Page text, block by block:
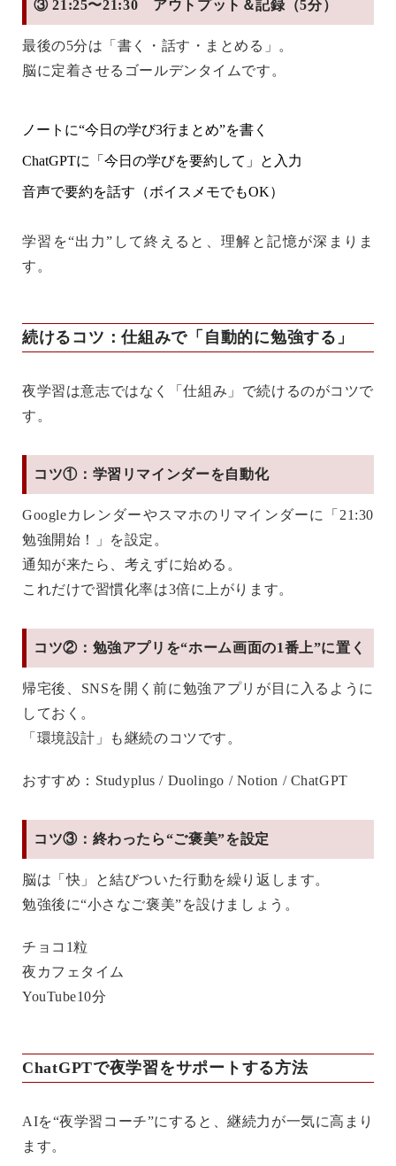
③ 21:25〜21:30 アウトプット＆記録（5分）
最後の5分は「書く・話す・まとめる」。
脳に定着させるゴールデンタイムです。
ノートに“今日の学び3行まとめ”を書く
ChatGPTに「今日の学びを要約して」と入力
音声で要約を話す（ボイスメモでもOK）
学習を“出力”して終える と、理解と記憶が深まりま
す。
続けるコツ：仕組みで「自動的に勉強する」
夜学習は意志ではなく「仕組み」で続けるのがコツで
す。
コツ①：学習リマインダーを自動化
Googleカレンダーやスマホのリマインダーに「21:30
勉強開始！」を設定。
通知が来たら、考えずに始める。
これだけで習慣化率は3倍に上がります。
コツ②：勉強アプリを“ホーム画面の1番上”に置く
帰宅後、SNSを開く前に勉強アプリが目に入るように
しておく。
「環境設計」も継続のコツです。
おすすめ：Studyplus / Duolingo / Notion / ChatGPT
コツ③：終わったら“ご褒美”を設定
脳は「快」と結びついた行動を繰り返します。
勉強後に“小さなご褒美”を設けましょう。
チョコ1粒
夜カフェタイム
YouTube10分
ChatGPTで夜学習をサポートする方法
AIを“夜学習コーチ”にすると、継続力が一気に高まり
ます。